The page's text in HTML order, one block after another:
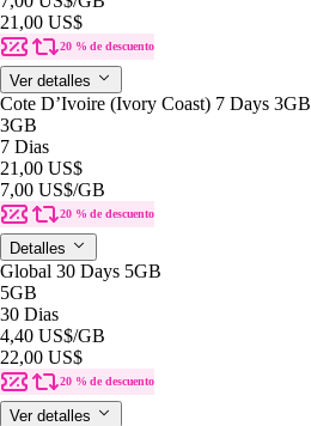
21,00 US$
20 % de descuento
Ver detalles
Cote D’Ivoire (Ivory Coast) 7 Days 3GB
3GB
7 Dias
21,00 US$
7,00 US$/GB
20 % de descuento
Detalles
Global 30 Days 5GB
5GB
30 Dias
4,40 US$/GB
22,00 US$
20 % de descuento
Ver detalles